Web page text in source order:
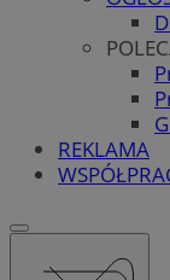
REKLAMA